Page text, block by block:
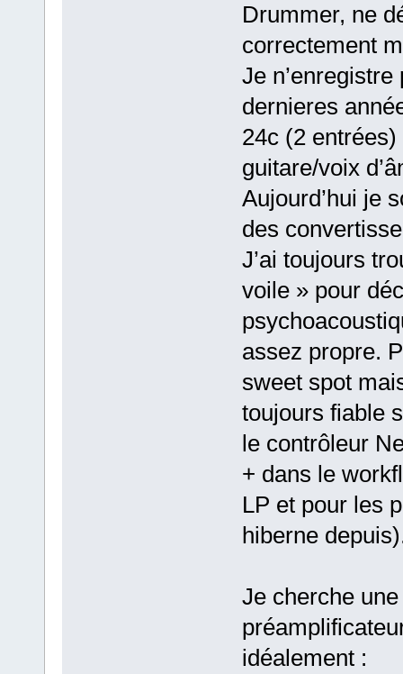
Drummer, ne
correctement
Je
dernieres
24c (2
guitare/voix
Aujourd’hui je
des
J’ai toujours
voile » pour
assez propre.
sweet spot
toujours fiable
le contrôleur
+ dans le
LP et pour les
hiberne
Je cherche
idéalement :